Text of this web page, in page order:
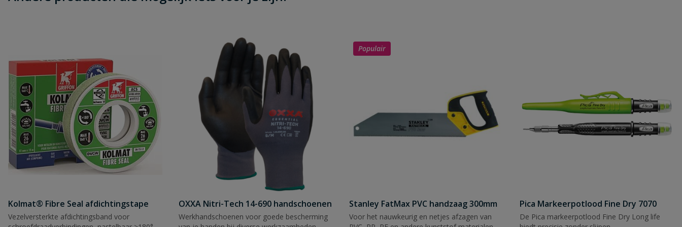
Kolmat® Fibre Seal afdichtingstape
Vezelversterkte afdichtingsband voor
OXXA Nitri-Tech 14-690 handschoenen
Werkhandschoenen voor goede bescherming
Populair
Stanley FatMax PVC handzaag 300mm
Voor het nauwkeurig en netjes afzagen van
Pica Markeerpotlood Fine Dry 7070
De Pica markeerpotlood Fine Dry Long life